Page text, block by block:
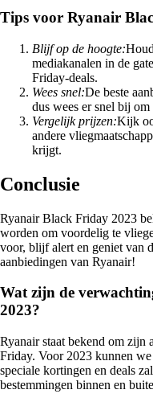
Tips voor Ryanair
Blijf op de hoogte:
mediakanalen in de
Friday-deals.
Wees snel:De beste
dus wees er snel bij
Vergelijk prijzen:Kijk
andere
krijgt.
Conclusie
Ryanair Black Friday 2023
worden om voordelig te
voor, blijf alert en geniet van
aanbiedingen van Ryanair!
Wat zijn de
2023?
Ryanair staat bekend om zijn
Friday. Voor 2023 kunnen
speciale kortingen en deals
bestemmingen binnen en